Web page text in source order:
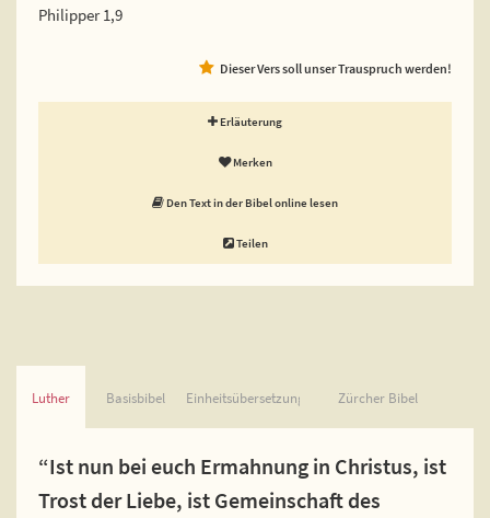
Philipper 1,9
Dieser Vers soll unser Trauspruch werden!
Erläuterung
Merken
Den Text in der Bibel online lesen
Teilen
Luther Basisbibel Einheitsübersetzung Zürcher Bibel
“Ist nun bei euch Ermahnung in Christus, ist
Trost der Liebe, ist Gemeinschaft des